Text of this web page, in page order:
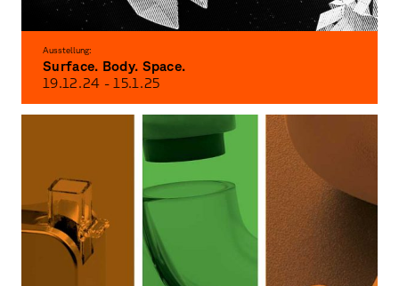
Ausstellung:
Surface. Body. Space.
19.12.24 - 15.1.25